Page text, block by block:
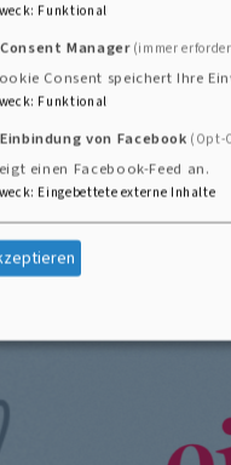
lassen - mit
: Funktional
Consent Manager (immer
Consent speichert Ihre
: Funktional
Einbindung von Facebook (Opt-
einen Facebook-Feed an.
: Eingebettete externe Inhalte